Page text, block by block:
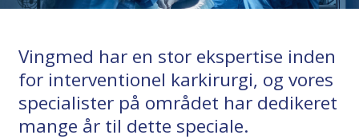
Vingmed har en stor ekspertise inden
for interventionel karkirurgi, og vores
specialister på området har dedikeret
mange år til dette speciale.